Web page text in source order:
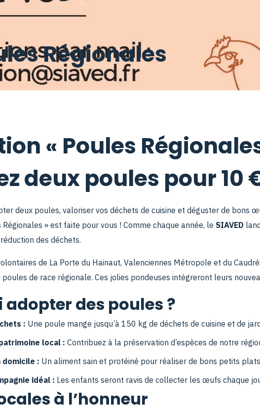
Régionales
« Poules
deux poules pour 10
deux poules, valoriser vos déchets de cuisine et déguster de bons
Régionales » est faite pour vous ! Comme chaque année, le SIAVED
des déchets.
de La Porte du Hainaut, Valenciennes Métropole et du
poules de race régionale. Ces jolies pondeuses intégreront leurs
adopter des poules ?
: Une poule mange jusqu’à 150 kg de déchets de cuisine et de
local : Contribuez à la préservation d’espèces de notre
: Un aliment sain et protéiné pour réaliser de bons petits
idéal : Les enfants seront ravis de collecter les œufs chaque
à l’honneur